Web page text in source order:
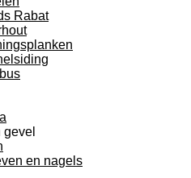
Rabat
en nagels